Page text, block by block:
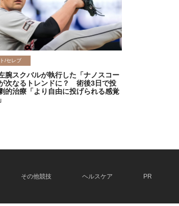
/セレブ
腕スクバルが執行した「ナノスコー
次なるトレンドに？ 術後3日で投
的治療「より自由に投げられる感覚
その他競技 ヘルスケア PR